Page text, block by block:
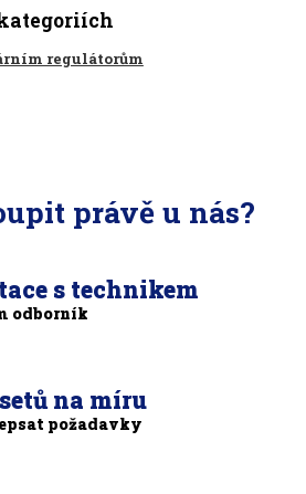
regulátorům
právě u nás?
s technikem
odborník
na míru
požadavky